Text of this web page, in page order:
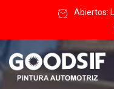
Abiertos: